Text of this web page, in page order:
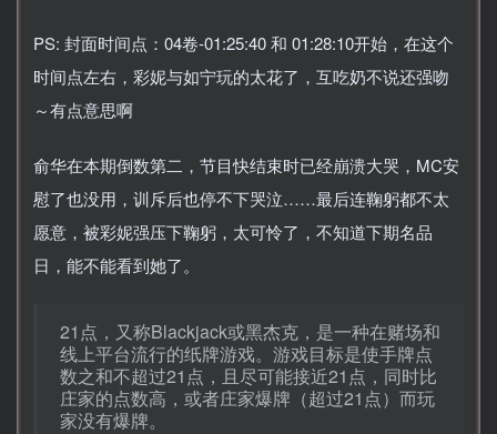
PS: 封面时间点：04卷-01:25:40 和 01:28:10开始，在这个
时间点左右，彩妮与如宁玩的太花了，互吃奶不说还强吻
～有点意思啊
俞华在本期倒数第二，节目快结束时已经崩溃大哭，MC安
慰了也没用，训斥后也停不下哭泣……最后连鞠躬都不太
愿意，被彩妮强压下鞠躬，太可怜了，不知道下期名品
日，能不能看到她了。
21点，又称Blackjack或黑杰克，是一种在赌场和
线上平台流行的纸牌游戏。游戏目标是使手牌点
数之和不超过21点，且尽可能接近21点，同时比
庄家的点数高，或者庄家爆牌（超过21点）而玩
家没有爆牌。